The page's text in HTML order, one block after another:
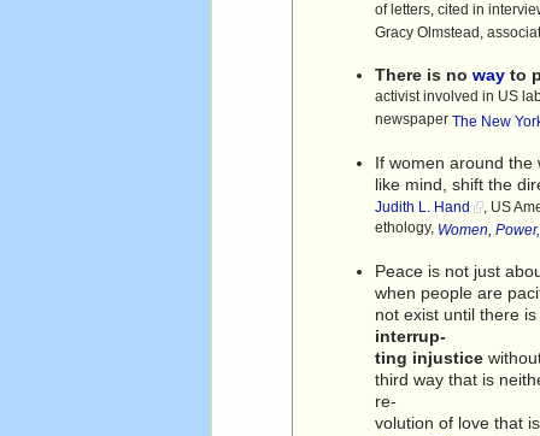
of letters, cited in
Gracy Olmstead,
There is noway to
activist involved in US
newspaperThe New
If women around
like mind, shift the
Judith L. Hand , US
ethology, Women,
Peace is not just
when people are
not exist until there
interrup-
ting injustice
third way that is
re-
volution of love that